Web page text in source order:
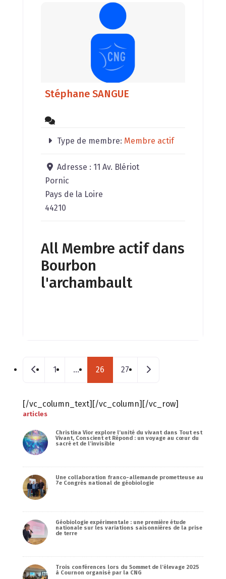
Stéphane SANGUE
Type de membre: Membre actif
Adresse : 11 Av. Blériot
Pornic
Pays de la Loire
44210
All Membre actif dans
Bourbon
l'archambault
Posts navigation
Nouveaux postes
1 … 26 27 Messages plus
[/vc_column_text][/vc_column][/vc_row]
articles
Christina Vior explore l’unité du vivant dans Tout est
Vivant, Conscient et Répond : un voyage au cœur du
sacré et de l’invisible
Une collaboration franco-allemande prometteuse au
7e Congrès national de géobiologie
Géobiologie expérimentale : une première étude
nationale sur les variations saisonnières de la prise
de terre
Trois conférences lors du Sommet de l’élevage 2025
à Cournon organisé par la CNG